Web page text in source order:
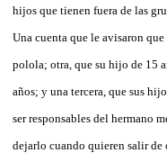
hijos que tienen fuera de las
Una cuenta que le avisaron
polola; otra, que su hijo de 15
años; y una tercera, que sus
ser responsables del hermano
dejarlo cuando quieren salir de